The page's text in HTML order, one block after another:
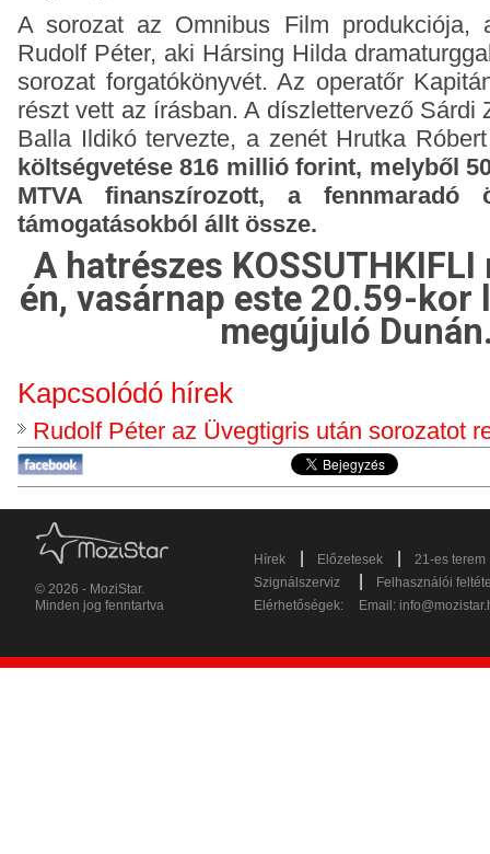
A sorozat az Omnibus Film produkciója,
Rudolf Péter, aki Hársing Hilda
sorozat forgatókönyvét. Az operatőr
részt vett az írásban. A díszlettervező Sárdi
Balla Ildikó tervezte, a zenét Hrutka
költségvetése 816 millió forint, melyből
MTVA finanszírozott, a fennmaradó
támogatásokból állt össze.
A hatrészes
én, vasárnap este 20.59-kor
megújuló
Kapcsolódó hírek
Rudolf Péter az Üvegtigris után sorozatot
© 2026 - MoziStar.
Minden jog fenntartva
Hírek Előzetesek
21-es terem
Szignálszerviz
Felhasználói
Elérhetőségek:
Email: